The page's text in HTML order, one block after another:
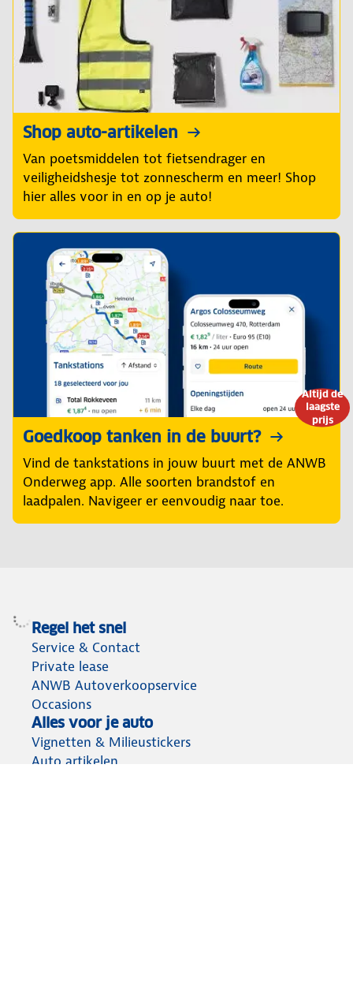
Shop auto-artikelen
Van poetsmiddelen tot fietsendrager en
veiligheidshesje tot zonnescherm en meer! Shop
hier alles voor in en op je auto!
Altijd de
laagste
prijs
Goedkoop tanken in de buurt?
Vind de tankstations in jouw buurt met de ANWB
Onderweg app. Alle soorten brandstof en
laadpalen. Navigeer er eenvoudig naar toe.
Regel het snel
Service & Contact
Private lease
ANWB Autoverkoopservice
Occasions
Alles voor je auto
Vignetten & Milieustickers
Auto artikelen